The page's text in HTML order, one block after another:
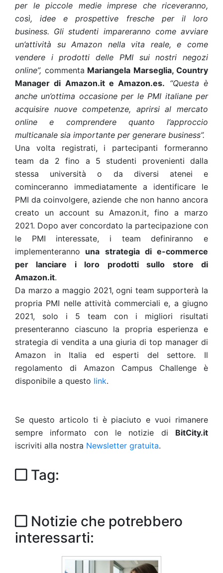
per le piccole medie imprese che riceveranno,
così, idee e prospettive fresche per il loro
business. Gli studenti impareranno come avviare
un’attività su Amazon nella vita reale, e come
vendere i prodotti delle PMI sui nostri negozi
online”, commenta Mariangela Marseglia, Country
Manager di Amazon.it e Amazon.es. “Questa è
anche un’ottima occasione per le PMI italiane per
acquisire nuove competenze, aprirsi al mercato
online e comprendere quanto l’approccio
multicanale sia importante per generare business”.
Una volta registrati, i partecipanti formeranno
team da 2 fino a 5 studenti provenienti dalla
stessa università o da diversi atenei e
cominceranno immediatamente a identificare le
PMI da coinvolgere, aziende che non hanno ancora
creato un account su Amazon.it, fino a marzo
2021. Dopo aver concordato la partecipazione con
le PMI interessate, i team definiranno e
implementeranno una strategia di e-commerce
per lanciare i loro prodotti sullo store di
Amazon.it.
Da marzo a maggio 2021, ogni team supporterà la
propria PMI nelle attività commerciali e, a giugno
2021, solo i 5 team con i migliori risultati
presenteranno ciascuno la propria esperienza e
strategia di vendita a una giuria di top manager di
Amazon in Italia ed esperti del settore. Il
regolamento di Amazon Campus Challenge è
disponibile a questo link.
Se questo articolo ti è piaciuto e vuoi rimanere
sempre informato con le notizie di BitCity.it
iscriviti alla nostra Newsletter gratuita.
Tag:
Notizie che potrebbero
interessarti: